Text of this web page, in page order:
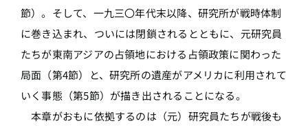
節）。そして、一九三〇年代末以降、研究所が戦時体制
に巻き込まれ、ついには閉鎖されるとともに、元研究員
たちが東南アジアの占領地における占領政策に関わった
局面（第4節）と、研究所の遺産がアメリカに利用されて
いく事態（第5節）が描き出されることになる。
本章がおもに依拠するのは（元）研究員たちが戦後も